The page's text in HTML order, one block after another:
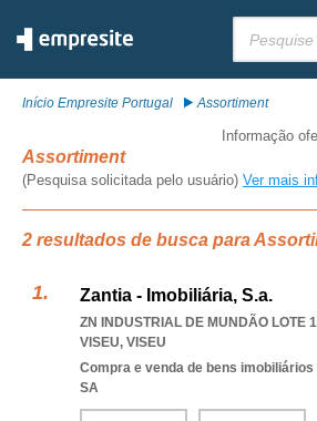
Início Empresite Portugal Assortiment
Informação
Assortiment
(Pesquisa solicitada pelo usuário) Ver mais
2 resultados de busca para
Zantia - Imobiliária, S.a.
ZN INDUSTRIAL DE MUNDÃO LOTE
VISEU, VISEU
Compra e venda de bens imobiliários
SA